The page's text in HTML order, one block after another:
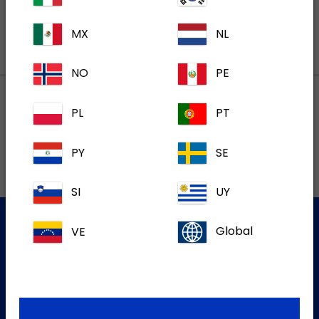
Lokalne adrese
korisnike
MX NL
NO PE
PL PT
PY SE
SI UY
VE Global